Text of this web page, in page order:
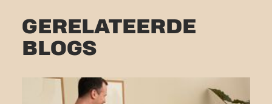
GERELATEERDE
BLOGS